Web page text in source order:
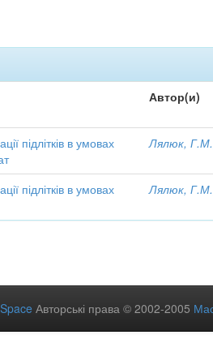
Автор(и)
підлітків в умовах
Лялюк, Г.М.
підлітків в умовах
Лялюк, Г.М.
Авторські права © 2002-2005